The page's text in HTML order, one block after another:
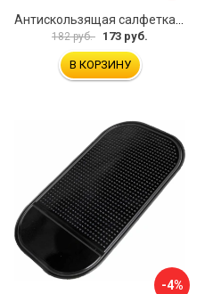
182 руб. 173 руб.
В КОРЗИНУ
-4%